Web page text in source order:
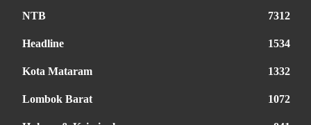
NTB 7312
Headline 1534
Kota Mataram 1332
Lombok Barat 1072